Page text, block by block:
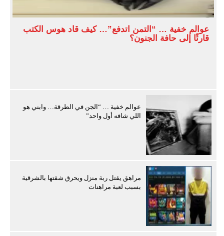
عوالم خفية … “التمن اتدفع”… كيف قاد هوس الكتب
قارئًا إلى حافة الجنون؟
عوالم خفية … “الجن في الطرقة… وابني هو
اللي شافه أول واحد”
مراهق يقتل ربة منزل ويحرق شقتها بالشرقية
بسبب لعبة مراهنات